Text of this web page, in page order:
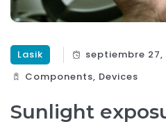
Lasik septiembre 27,
Components‎, Devices‎
Sunlight